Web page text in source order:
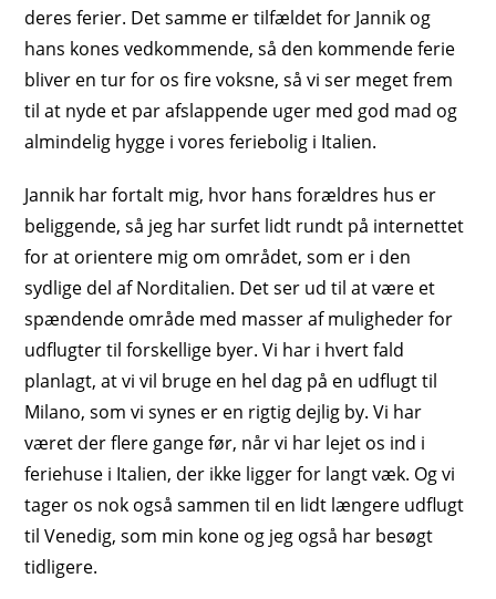
deres ferier. Det samme er tilfældet for Jannik og
hans kones vedkommende, så den kommende ferie
bliver en tur for os fire voksne, så vi ser meget frem
til at nyde et par afslappende uger med god mad og
almindelig hygge i vores feriebolig i Italien.
Jannik har fortalt mig, hvor hans forældres hus er
beliggende, så jeg har surfet lidt rundt på internettet
for at orientere mig om området, som er i den
sydlige del af Norditalien. Det ser ud til at være et
spændende område med masser af muligheder for
udflugter til forskellige byer. Vi har i hvert fald
planlagt, at vi vil bruge en hel dag på en udflugt til
Milano, som vi synes er en rigtig dejlig by. Vi har
været der flere gange før, når vi har lejet os ind i
feriehuse i Italien, der ikke ligger for langt væk. Og vi
tager os nok også sammen til en lidt længere udflugt
til Venedig, som min kone og jeg også har besøgt
tidligere.